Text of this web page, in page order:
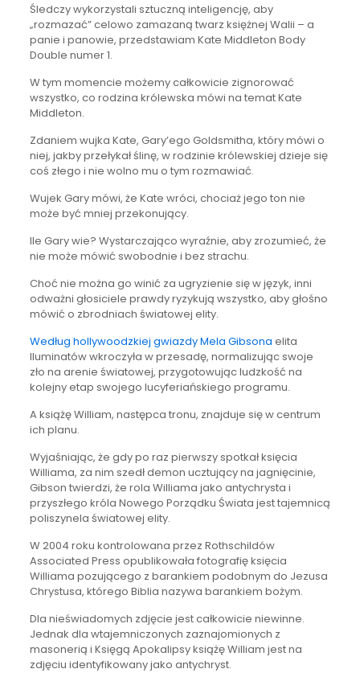
Śledczy wykorzystali sztuczną inteligencję, aby
„rozmazać” celowo zamazaną twarz księżnej Walii – a
panie i panowie, przedstawiam Kate Middleton Body
Double numer 1.
W tym momencie możemy całkowicie zignorować
wszystko, co rodzina królewska mówi na temat Kate
Middleton.
Zdaniem wujka Kate, Gary’ego Goldsmitha, który mówi o
niej, jakby przełykał ślinę, w rodzinie królewskiej dzieje się
coś złego i nie wolno mu o tym rozmawiać.
Wujek Gary mówi, że Kate wróci, chociaż jego ton nie
może być mniej przekonujący.
Ile Gary wie? Wystarczająco wyraźnie, aby zrozumieć, że
nie może mówić swobodnie i bez strachu.
Choć nie można go winić za ugryzienie się w język, inni
odważni głosiciele prawdy ryzykują wszystko, aby głośno
mówić o zbrodniach światowej elity.
Według hollywoodzkiej gwiazdy Mela Gibsona elita
Iluminatów wkroczyła w przesadę, normalizując swoje
zło na arenie światowej, przygotowując ludzkość na
kolejny etap swojego lucyferiańskiego programu.
A książę William, następca tronu, znajduje się w centrum
ich planu.
Wyjaśniając, że gdy po raz pierwszy spotkał księcia
Williama, za nim szedł demon ucztujący na jagnięcinie,
Gibson twierdzi, że rola Williama jako antychrysta i
przyszłego króla Nowego Porządku Świata jest tajemnicą
poliszynela światowej elity.
W 2004 roku kontrolowana przez Rothschildów
Associated Press opublikowała fotografię księcia
Williama pozującego z barankiem podobnym do Jezusa
Chrystusa, którego Biblia nazywa barankiem bożym.
Dla nieświadomych zdjęcie jest całkowicie niewinne.
Jednak dla wtajemniczonych zaznajomionych z
masonerią i Księgą Apokalipsy książę William jest na
zdjęciu identyfikowany jako antychryst.